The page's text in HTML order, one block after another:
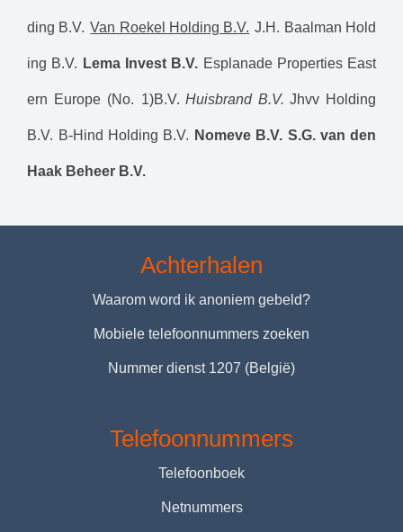
ding B.V. Van Roekel Holding B.V. J.H. Baalman Hold
ing B.V. Lema Invest B.V. Esplanade Properties East
ern Europe (No. 1)B.V. Huisbrand B.V. Jhvv Holding
B.V. B-Hind Holding B.V. Nomeve B.V. S.G. van den
Haak Beheer B.V.
Achterhalen
Waarom word ik anoniem gebeld?
Mobiele telefoonnummers zoeken
Nummer dienst 1207 (België)
Telefoonnummers
Telefoonboek
Netnummers